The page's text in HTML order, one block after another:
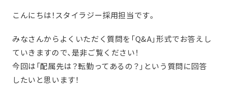
こんにちは！スタイラジー採用担当です。
みなさんからよくいただく質問を「Q&A」形式でお答えし
ていきますので、是非ご覧ください！
今回は「配属先は？転勤ってあるの？」 という質問に回答
したいと思います！